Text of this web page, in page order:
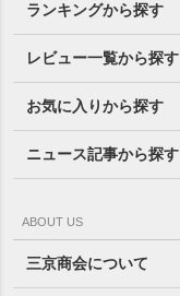
ランキングから探す
レビュー一覧から探す
お気に入りから探す
ニュース記事から探す
ABOUT US
三京商会について